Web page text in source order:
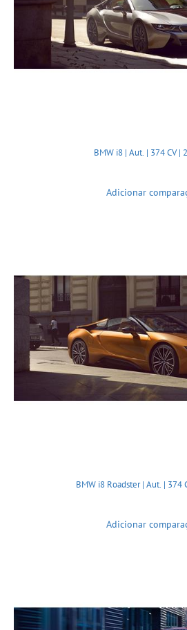
BMW i8 | Aut. | 374 CV |
Adicionar
BMW i8 Roadster | Aut. | 374
Adicionar